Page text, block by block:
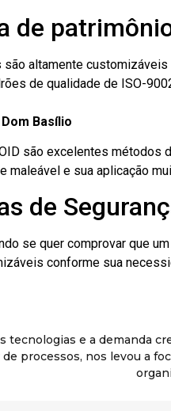
de
altamente
de qualidade de ISO-
Basílio
são excelentes métodos
maleável e sua aplicação
de
se quer comprovar que
conforme sua
tecnologias e a demanda
processos, nos levou a